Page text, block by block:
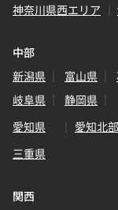
神奈川県西エリア
中部
新潟県
富山県
岐阜県
静岡県
愛知県
愛知北
三重県
関西